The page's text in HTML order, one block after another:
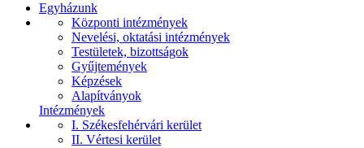
Egyházunk
Központi intézmények
Nevelési, oktatási intézmények
Testületek, bizottságok
Gyűjtemények
Képzések
Alapítványok
Intézmények
I. Székesfehérvári kerület
II. Vértesi kerület